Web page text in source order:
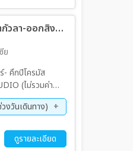
ทัวร์มาเลเซีย DUOPLUS MALAYSIA SINGAPORE 4D3N (MH+TR) เข้ากัวลา-ออกสิงคโปร์ 4วัน 3คืน (MH)
ย
- คึกปิโครมัส
(ไม่รวมค่า
ะเขี้ยวแก้วㆍ
งวันเดินทาง)
- 03 ม.ค. 70
ดูรายละเอียด